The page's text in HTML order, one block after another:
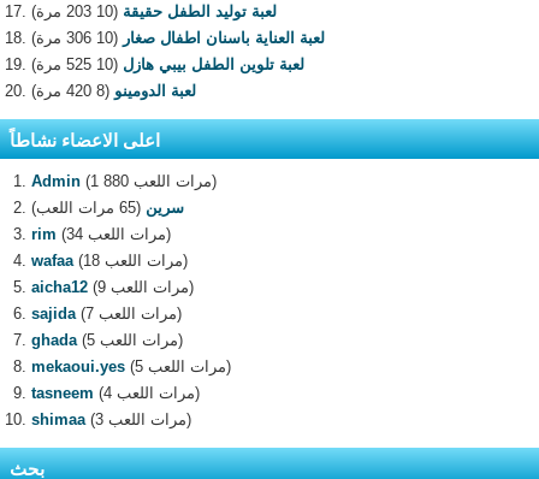
لعبة توليد الطفل حقيقة (10 203 مرة)
لعبة العناية باسنان اطفال صغار (10 306 مرة)
لعبة تلوين الطفل بيبي هازل (10 525 مرة)
لعبة الدومينو (8 420 مرة)
اعلى الاعضاء نشاطاً
Admin
(1 880 مرات اللعب)
سرين (65 مرات اللعب)
rim
(34 مرات اللعب)
wafaa
(18 مرات اللعب)
aicha12
(9 مرات اللعب)
sajida
(7 مرات اللعب)
ghada
(5 مرات اللعب)
mekaoui.yes
(5 مرات اللعب)
tasneem
(4 مرات اللعب)
shimaa
(3 مرات اللعب)
بحث